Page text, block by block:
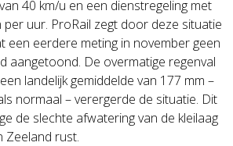
40 km/u en een dienstregeling met
uur. ProRail zegt door deze situatie
een eerdere meting in november geen
aangetoond. De overmatige regenval
landelijk gemiddelde van 177 mm –
normaal – verergerde de situatie. Dit
de slechte afwatering van de kleilaag
rust.